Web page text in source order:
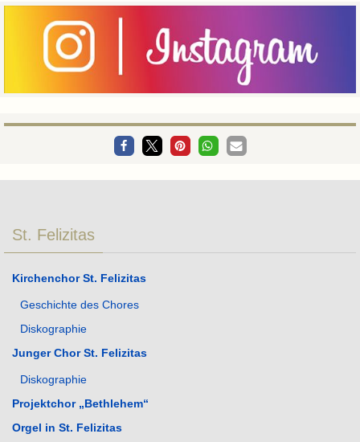
St. Felizitas
Kirchenchor St. Felizitas
Geschichte des Chores
Diskographie
Junger Chor St. Felizitas
Diskographie
Projektchor „Bethlehem“
Orgel in St. Felizitas